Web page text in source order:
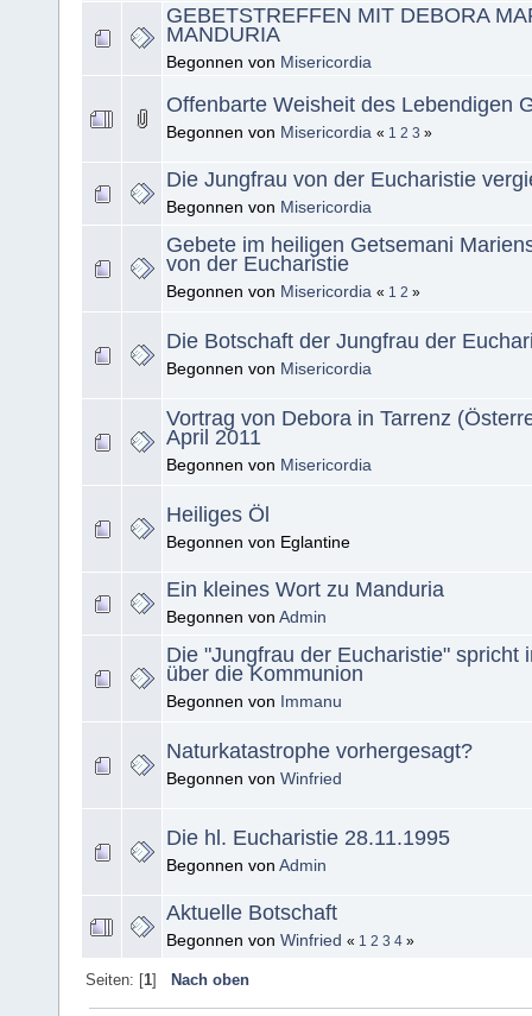
GEBETSTREFFEN MIT DEBORA
MANDURIA
Begonnen von Misericordia
Offenbarte Weisheit des Lebendigen
Begonnen von Misericordia « 1 2 3 »
Die Jungfrau von der Eucharistie
Begonnen von Misericordia
Gebete im heiligen Getsemani
von der Eucharistie
Begonnen von Misericordia « 1 2 »
Die Botschaft der Jungfrau der
Begonnen von Misericordia
Vortrag von Debora in Tarrenz
April 2011
Begonnen von Misericordia
Heiliges Öl
Begonnen von Eglantine
Ein kleines Wort zu Manduria
Begonnen von Admin
Die "Jungfrau der Eucharistie" spricht
über die Kommunion
Begonnen von Immanu
Naturkatastrophe vorhergesagt?
Begonnen von Winfried
Die hl. Eucharistie 28.11.1995
Begonnen von Admin
Aktuelle Botschaft
Begonnen von Winfried « 1 2 3 4 »
Seiten: [1] Nach oben